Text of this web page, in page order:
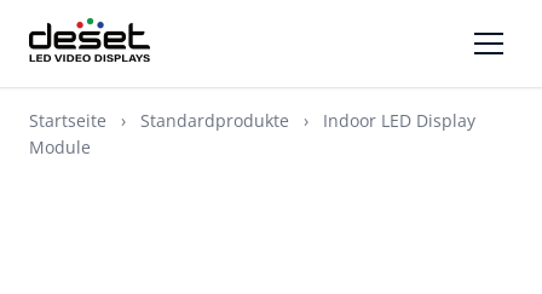
Startseite › Standardprodukte ›
Indoor LED Display
Module